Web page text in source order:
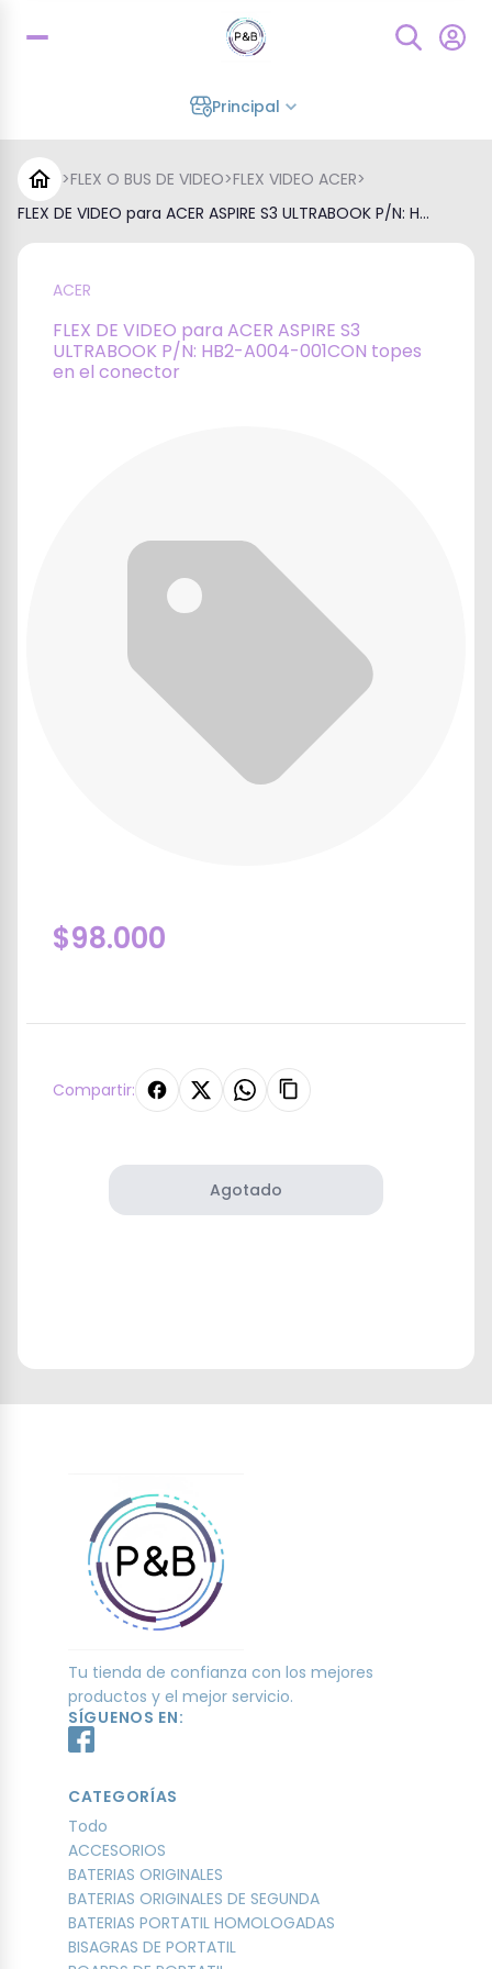
Principal
>FLEX O BUS DE VIDEO>FLEX VIDEO ACER>
FLEX DE VIDEO para ACER ASPIRE S3 ULTRABOOK P/N: H...
ACER
FLEX DE VIDEO para ACER ASPIRE S3
ULTRABOOK P/N: HB2-A004-001CON topes
en el conector
$98.000
Compartir:
Agotado
Tu tienda de confianza con los mejores
productos y el mejor servicio.
SÍGUENOS EN:
CATEGORÍAS
Todo
ACCESORIOS
BATERIAS ORIGINALES
BATERIAS ORIGINALES DE SEGUNDA
BATERIAS PORTATIL HOMOLOGADAS
BISAGRAS DE PORTATIL